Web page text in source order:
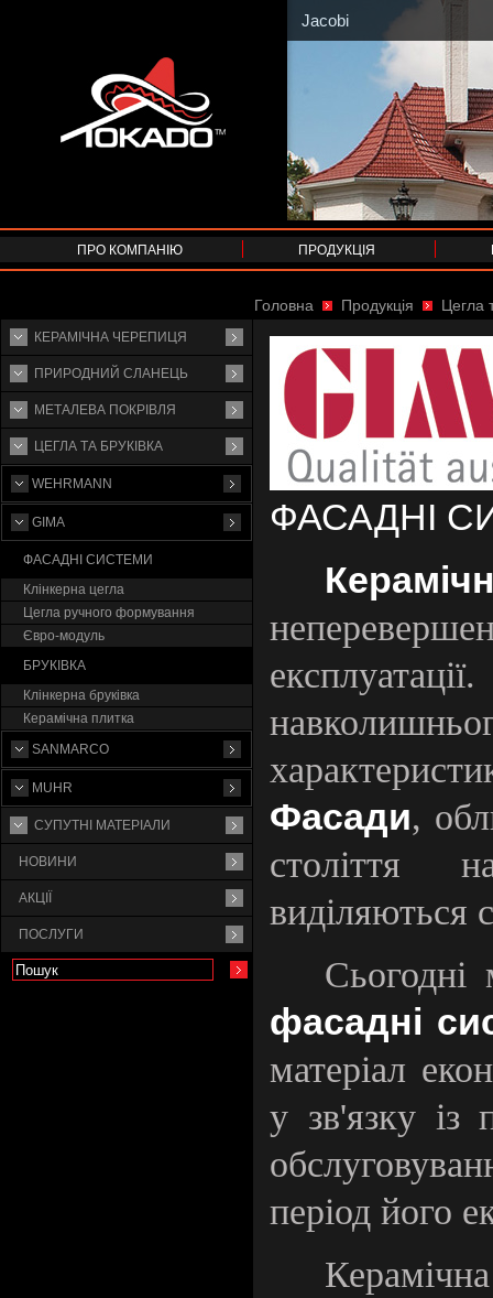
Jacobi
ПРО КОМПАНІЮ ПРОДУКЦІЯ
КЕРАМІЧНА ЧЕРЕПИЦЯ
ПРИРОДНИЙ СЛАНЕЦЬ
МЕТАЛЕВА ПОКРІВЛЯ
ЦЕГЛА ТА БРУКІВКА
WEHRMANN
GIMA
ФАСАДНІ СИСТЕМИ
Клінкерна цегла
Цегла ручного формування
Євро-модуль
БРУКІВКА
Клінкерна бруківка
Керамічна плитка
SANMARCO
MUHR
СУПУТНI МАТЕРIАЛИ
НОВИНИ
АКЦІЇ
ПОСЛУГИ
ФАСАДНІ
Фасади,
століття
виділяються
Сьогодні
фасадні
матеріал
у зв'язку із
період його
Головна Продукція Цегла